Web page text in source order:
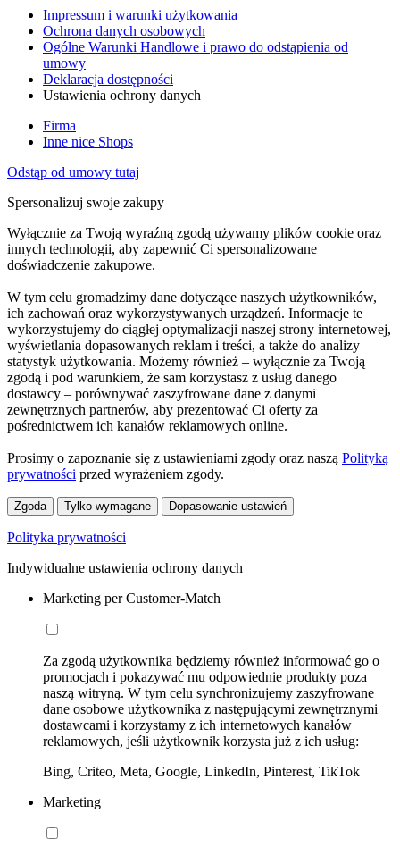
Impressum i warunki użytkowania
Ochrona danych osobowych
Ogólne Warunki Handlowe i prawo do odstąpienia od
umowy
Deklaracja dostępności
Ustawienia ochrony danych
Firma
Inne nice Shops
Odstąp od umowy tutaj
Spersonalizuj swoje zakupy
Wyłącznie za Twoją wyraźną zgodą używamy plików cookie oraz
innych technologii, aby zapewnić Ci spersonalizowane
doświadczenie zakupowe.
W tym celu gromadzimy dane dotyczące naszych użytkowników,
ich zachowań oraz wykorzystywanych urządzeń. Informacje te
wykorzystujemy do ciągłej optymalizacji naszej strony internetowej,
wyświetlania dopasowanych reklam i treści, a także do analizy
statystyk użytkowania. Możemy również – wyłącznie za Twoją
zgodą i pod warunkiem, że sam korzystasz z usług danego
dostawcy – porównywać zaszyfrowane dane z danymi
zewnętrznych partnerów, aby prezentować Ci oferty za
pośrednictwem ich kanałów reklamowych online.
Prosimy o zapoznanie się z ustawieniami zgody oraz naszą Polityką
prywatności przed wyrażeniem zgody.
Zgoda Tylko wymagane Dopasowanie ustawień
Polityka prywatności
Indywidualne ustawienia ochrony danych
Marketing per Customer-Match
Za zgodą użytkownika będziemy również informować go o
promocjach i pokazywać mu odpowiednie produkty poza
naszą witryną. W tym celu synchronizujemy zaszyfrowane
dane osobowe użytkownika z następującymi zewnętrznymi
dostawcami i korzystamy z ich internetowych kanałów
reklamowych, jeśli użytkownik korzysta już z ich usług:
Bing, Criteo, Meta, Google, LinkedIn, Pinterest, TikTok
Marketing